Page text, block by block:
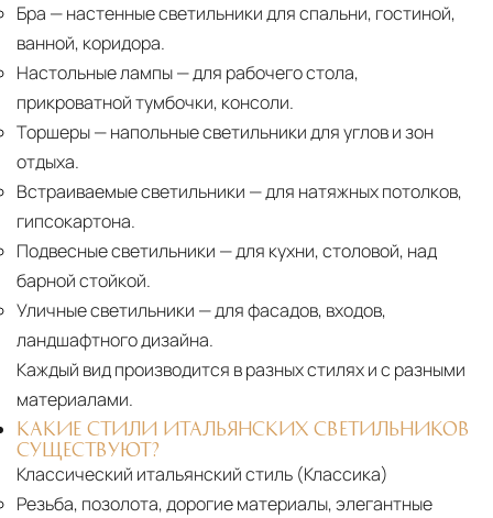
Бра — настенные светильники для спальни, гостиной,
ванной, коридора.
Настольные лампы— для рабочего стола,
прикроватной тумбочки, консоли.
Торшеры— напольные светильники для углов и зон
отдыха.
Встраиваемые светильники — для натяжных потолков,
гипсокартона.
Подвесные светильники — для кухни, столовой, над
барной стойкой.
Уличные светильники — для фасадов, входов,
ландшафтного дизайна.
Каждый вид производится в разных стилях и с разными
материалами.
КАКИЕ СТИЛИ ИТАЛЬЯНСКИХ СВЕТИЛЬНИКОВ
СУЩЕСТВУЮТ?
Классический итальянский стиль (Классика)
Резьба, позолота, дорогие материалы, элегантные